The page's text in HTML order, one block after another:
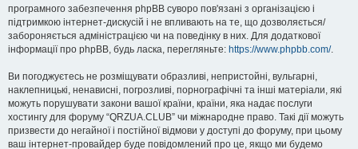
програмного забезпечення phpBB суворо пов'язані з організацією і
підтримкою інтернет-дискусій і не впливають на те, що дозволяється/
забороняється адміністрацією чи на поведінку в них. Для додаткової
інформації про phpBB, будь ласка, перегляньте: https://www.phpbb.com/.
Ви погоджуєтесь не розміщувати образливі, непристойні, вульгарні,
наклепницькі, ненависні, погрозливі, порнографічні та інші матеріали, які
можуть порушувати закони вашої країни, країни, яка надає послуги
хостингу для форуму “QRZUA.CLUB” чи міжнародне право. Такі дії можуть
призвести до негайної і постійної відмови у доступі до форуму, при цьому
ваш інтернет-провайдер буде повідомлений про це, якщо ми будемо